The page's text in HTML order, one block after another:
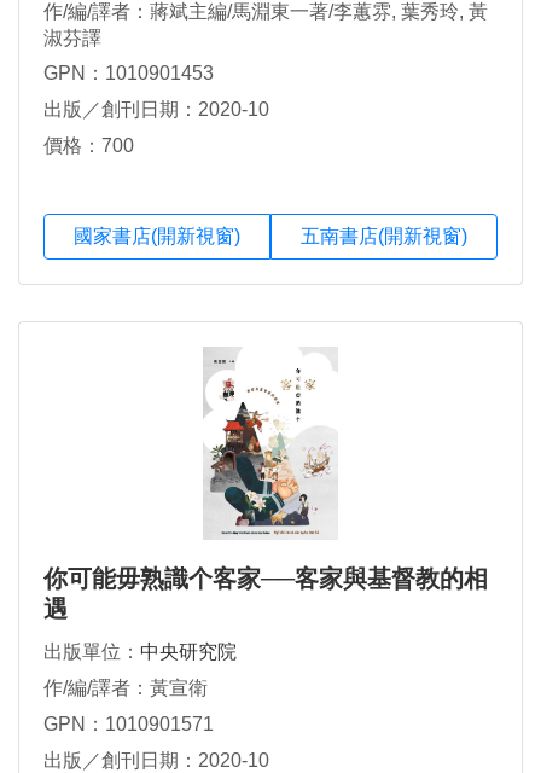
作/編/譯者：蔣斌主編/馬淵東一著/李蕙雰, 葉秀玲, 黃
淑芬譯
GPN：1010901453
出版／創刊日期：2020-10
價格：700
國家書店(開新視窗) 五南書店(開新視窗)
你可能毋熟識个客家──客家與基督教的相
遇
出版單位： 中央研究院
作/編/譯者：黃宣衛
GPN：1010901571
出版／創刊日期：2020-10